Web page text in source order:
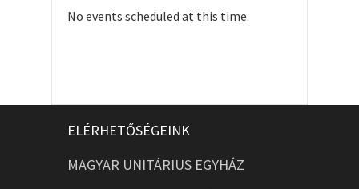
No events scheduled at this time.
ELÉRHETŐSÉGEINK
MAGYAR UNITÁRIUS EGYHÁZ